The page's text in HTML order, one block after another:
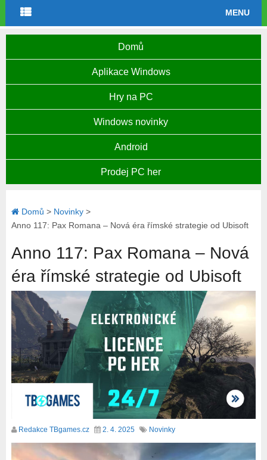
MENU
Domů
Aplikace Windows
Hry na PC
Windows novinky
Android
Prodej PC her
Domů > Novinky>
Anno 117: Pax Romana – Nová éra římské strategie od Ubisoft
Anno 117: Pax Romana – Nová
éra římské strategie od Ubisoft
Redakce TBgames.cz 2. 4. 2025 Novinky